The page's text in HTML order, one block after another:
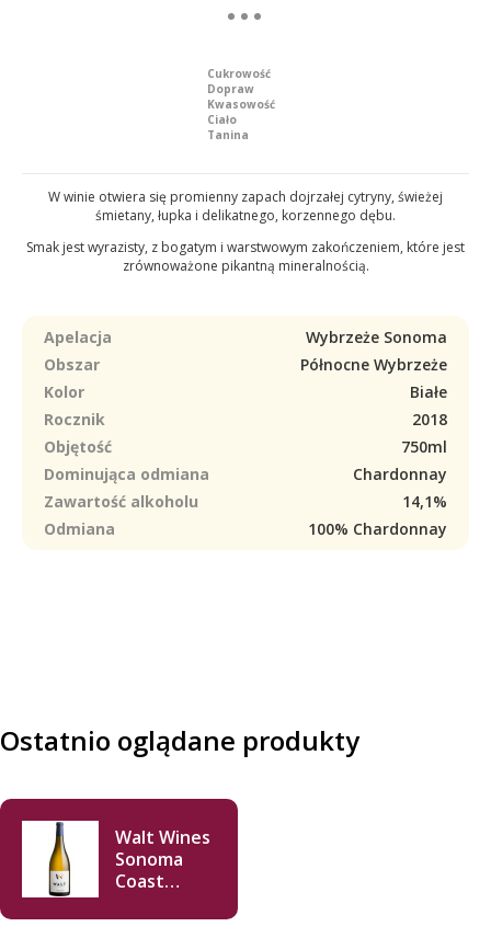
Cukrowość
Dopraw
Kwasowość
Ciało
Tanina
W winie otwiera się promienny zapach dojrzałej cytryny, świeżej
śmietany, łupka i delikatnego, korzennego dębu.
Smak jest wyrazisty, z bogatym i warstwowym zakończeniem, które jest
zrównoważone pikantną mineralnością.
Apelacja
Wybrzeże Sonoma
Obszar
Północne Wybrzeże
Kolor
Białe
Rocznik
2018
Objętość
750ml
Dominująca odmiana
Chardonnay
Zawartość alkoholu
14,1%
Odmiana
100% Chardonnay
Ostatnio oglądane produkty
Walt Wines
Sonoma
Coast
2018 750ml